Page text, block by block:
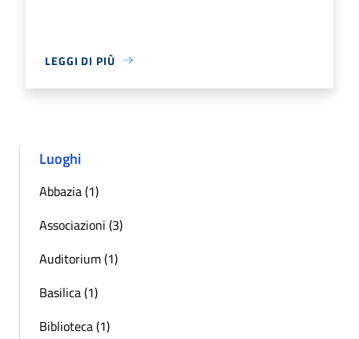
LEGGI DI PIÙ
Luoghi
Abbazia (1)
Associazioni (3)
Auditorium (1)
Basilica (1)
Biblioteca (1)